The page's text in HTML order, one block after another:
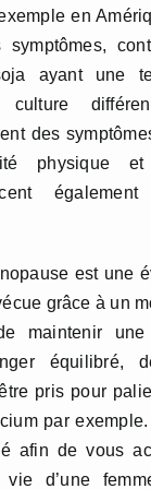
en
ayant une
culture
des
physique
est une
grâce à un
maintenir une
équilibré,
pris pour
par
afin de vous
d’une